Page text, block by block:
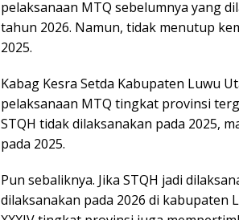
pelaksanaan MTQ sebelumnya yang
tahun 2026. Namun, tidak menutup
2025.
Kabag Kesra Setda Kabupaten Luwu
pelaksanaan MTQ tingkat provinsi
STQH tidak dilaksanakan pada 2025,
pada 2025.
Pun sebaliknya. Jika STQH jadi
dilaksanakan pada 2026 di kabupaten